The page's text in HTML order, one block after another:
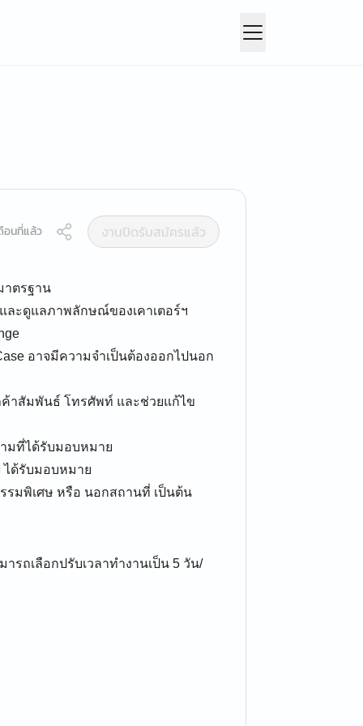
อนที่แล้ว
งานปิดรับสมัครแล้ว
าตรฐาน
ละดูแลภาพลักษณ์ของเคาเตอร์ฯ
อาจมีความจำเป็นต้องออกไปนอก
ค้าสัมพันธ์ โทรศัพท์ และช่วยแก้ไข
มที่ได้รับมอบหมาย
ได้รับมอบหมาย
มพิเศษ หรือ นอกสถานที่ เป็นต้น
รถเลือกปรับเวลาทำงานเป็น 5 วัน/